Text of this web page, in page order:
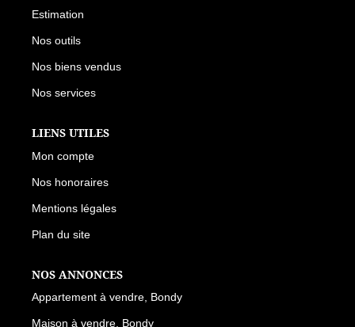
Estimation
Nos outils
Nos biens vendus
Nos services
LIENS UTILES
Mon compte
Nos honoraires
Mentions légales
Plan du site
NOS ANNONCES
Appartement à vendre, Bondy
Maison à vendre, Bondy